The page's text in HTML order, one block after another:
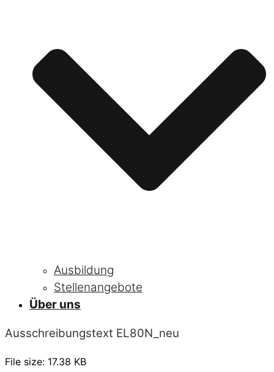
Ausbildung
Stellenangebote
Über uns
Ausschreibungstext EL80N_neu
File size: 17.38 KB